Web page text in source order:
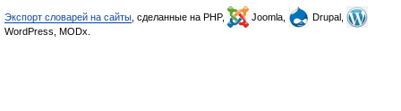
Экспорт словарей на сайты , сделанные на PHP, Joomla,
Drupal,
WordPress, MODx.